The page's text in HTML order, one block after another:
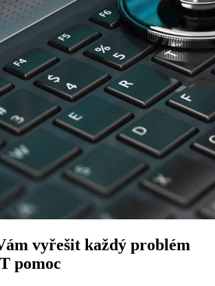
vyřešit každý problém
pomoc